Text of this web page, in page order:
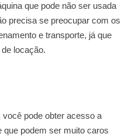
que pode não ser usada
precisa se preocupar com os
e transporte, já que
locação.
pode obter acesso a
que podem ser muito caros